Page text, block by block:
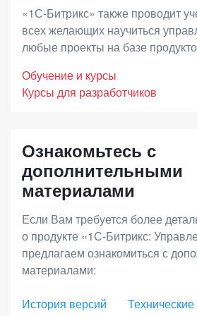
дополнительными
онлайн-продаж, повышения
доходности. В дополнение
возможность построения
запустить программу
аффилиатские программы,
расширенную отчетность.
«Энтерпрайз»– лицензия с
функциональностью для
интернет-магазинов,
федеральных сетей.
бухгалтерском учете. Ее
подтверждение
программного продукта
программный продукт (по
«1С-Битрикс» также проводит
всех желающих научиться
любые проекты на базе
Обучение и курсы
Курсы для разработчиков
Ознакомьтесь с
дополнительными
материалами
Если Вам требуется более
о продукте «1С-Битрикс:
предлагаем ознакомиться с
материалами:
История версий